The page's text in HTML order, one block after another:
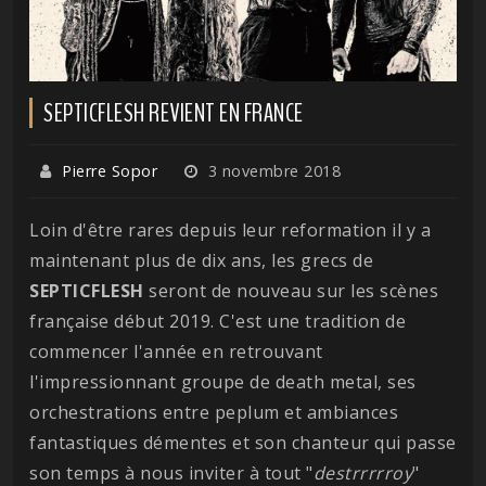
SEPTICFLESH REVIENT EN FRANCE
Pierre Sopor 3 novembre 2018
Loin d'être rares depuis leur reformation il y a
maintenant plus de dix ans, les grecs de
SEPTICFLESH seront de nouveau sur les scènes
française début 2019. C'est une tradition de
commencer l'année en retrouvant
l'impressionnant groupe de death metal, ses
orchestrations entre peplum et ambiances
fantastiques démentes et son chanteur qui passe
son temps à nous inviter à tout "destrrrrroy"